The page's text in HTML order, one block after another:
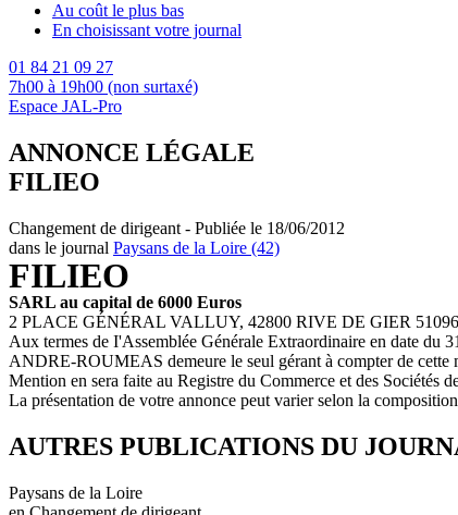
Au coût le plus bas
En choisissant votre journal
01 84 21 09 27
7h00 à 19h00 (non surtaxé)
Espace JAL-Pro
ANNONCE LÉGALE
FILIEO
Changement de dirigeant - Publiée le 18/06/2012
dans le journal Paysans de la Loire (42)
FILIEO
SARL au capital de 6000 Euros
2 PLACE GÉNÉRAL VALLUY, 42800 RIVE DE GIER
Aux termes de I'Assemblée Générale Extraordinaire en date du
ANDRE-ROUMEAS demeure le seul gérant à compter de cette
Mention en sera faite au Registre du Commerce et des Sociétés
La présentation de votre annonce peut varier selon la
AUTRES PUBLICATIONS DU
Paysans de la Loire